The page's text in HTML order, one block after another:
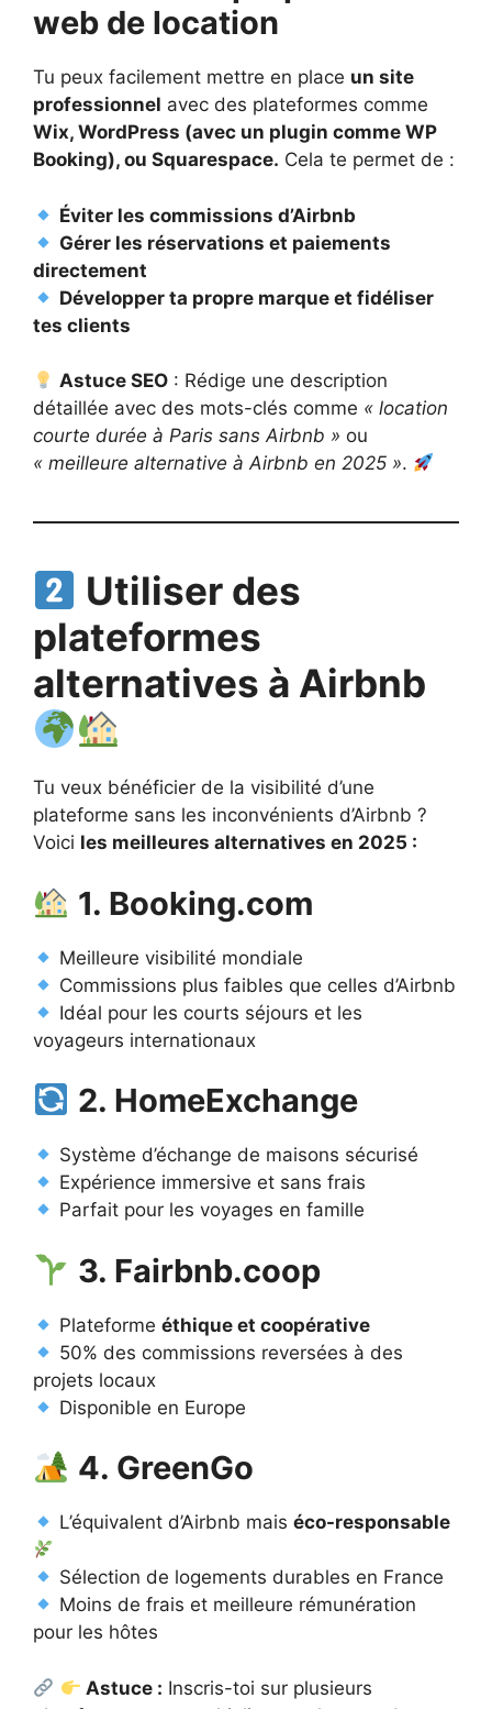
web de location
Tu peux facilement mettre en place un site
professionnel avec des plateformes comme
Wix, WordPress (avec un plugin comme WP
Booking), ou Squarespace. Cela te permet de :
Éviter les commissions d’Airbnb
Gérer les réservations et paiements
directement
Développer ta propre marque et fidéliser
tes clients
Astuce SEO : Rédige une description
détaillée avec des mots-clés comme « location
courte durée à Paris sans Airbnb » ou
« meilleure alternative à Airbnb en 2025 ».
Utiliser des
plateformes
alternatives à Airbnb
Tu veux bénéficier de la visibilité d’une
plateforme sans les inconvénients d’Airbnb ?
Voici les meilleures alternatives en 2025 :
1. Booking.com
Meilleure visibilité mondiale
Commissions plus faibles que celles d’Airbnb
Idéal pour les courts séjours et les
voyageurs internationaux
2. HomeExchange
Système d’échange de maisons sécurisé
Expérience immersive et sans frais
Parfait pour les voyages en famille
3. Fairbnb.coop
Plateformeéthique et coopérative
50% des commissions reversées à des
projets locaux
Disponible en Europe
4. GreenGo
L’équivalent d’Airbnb maiséco-responsable
Sélection de logements durables en France
Moins de frais et meilleure rémunération
pour les hôtes
Astuce : Inscris-toi sur plusieurs